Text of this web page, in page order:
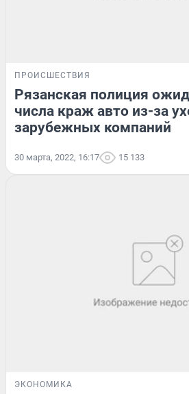
ПРОИСШЕСТВИЯ
Рязанская полиция
числа краж авто из-за
зарубежных компаний
30 марта, 2022, 16:17 15 133
ЭКОНОМИКА